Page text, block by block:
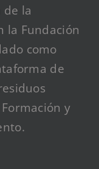
de la
la Fundación
como
de
y